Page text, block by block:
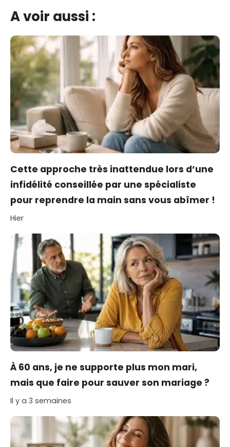
A voir aussi :
Cette approche très inattendue lors d’une
infidélité conseillée par une spécialiste
pour reprendre la main sans vous abîmer !
Hier
À 60 ans, je ne supporte plus mon mari,
mais que faire pour sauver son mariage ?
Il y a 3 semaines